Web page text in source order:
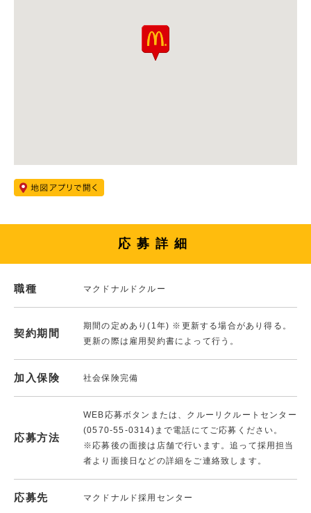
応募詳細
職種 マクドナルドクルー
契約期間
期間の定めあり(1年) ※更新する場合があり得る。
更新の際は雇用契約書によって行う。
加入保険 社会保険完備
応募方法
WEB応募ボタンまたは、クルーリクルートセンター
(0570-55-0314)まで電話にてご応募ください。
※応募後の面接は店舗で行います。追って採用担当
者より面接日などの詳細をご連絡致します。
応募先 マクドナルド採用センター